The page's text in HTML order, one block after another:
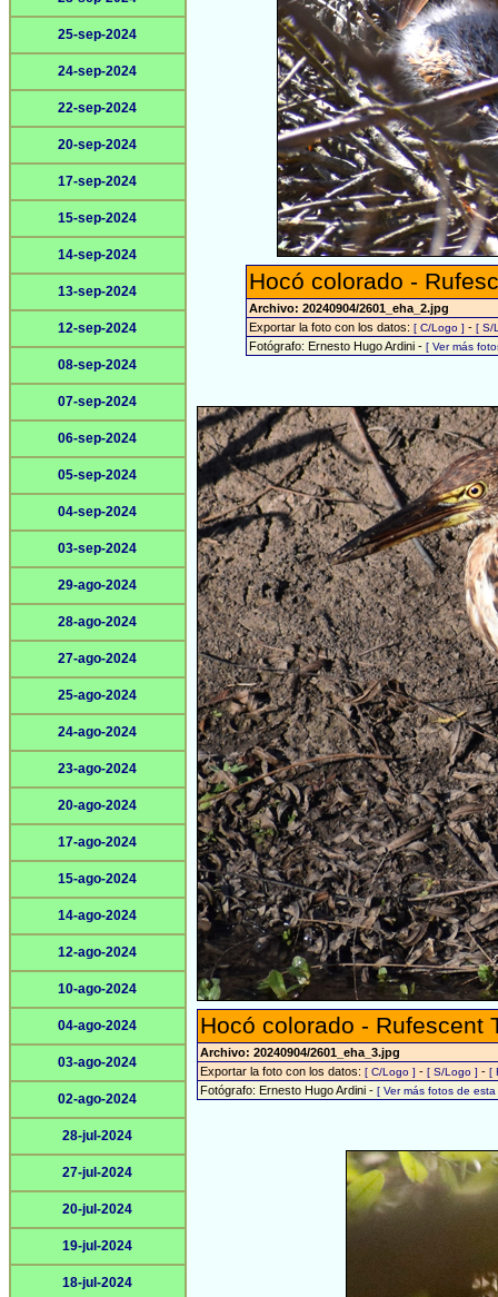
25-sep-2024
24-sep-2024
22-sep-2024
20-sep-2024
17-sep-2024
15-sep-2024
14-sep-2024
13-sep-2024
12-sep-2024
08-sep-2024
07-sep-2024
06-sep-2024
05-sep-2024
04-sep-2024
03-sep-2024
29-ago-2024
28-ago-2024
27-ago-2024
25-ago-2024
24-ago-2024
23-ago-2024
20-ago-2024
17-ago-2024
15-ago-2024
14-ago-2024
12-ago-2024
10-ago-2024
04-ago-2024
03-ago-2024
02-ago-2024
28-jul-2024
27-jul-2024
20-jul-2024
19-jul-2024
18-jul-2024
Hocó colorado -
Archivo: 20240904/2601_eha_2.jpg
Exportar la foto con los datos: [ C/Logo ] - [ S/
Fotógrafo: Ernesto Hugo Ardini - [ Ver más
Hocó colorado - Rufescent
Archivo: 20240904/2601_eha_3.jpg
Exportar la foto con los datos: [ C/Logo ] - [ S/Logo ] - [
Fotógrafo: Ernesto Hugo Ardini - [ Ver más fotos de